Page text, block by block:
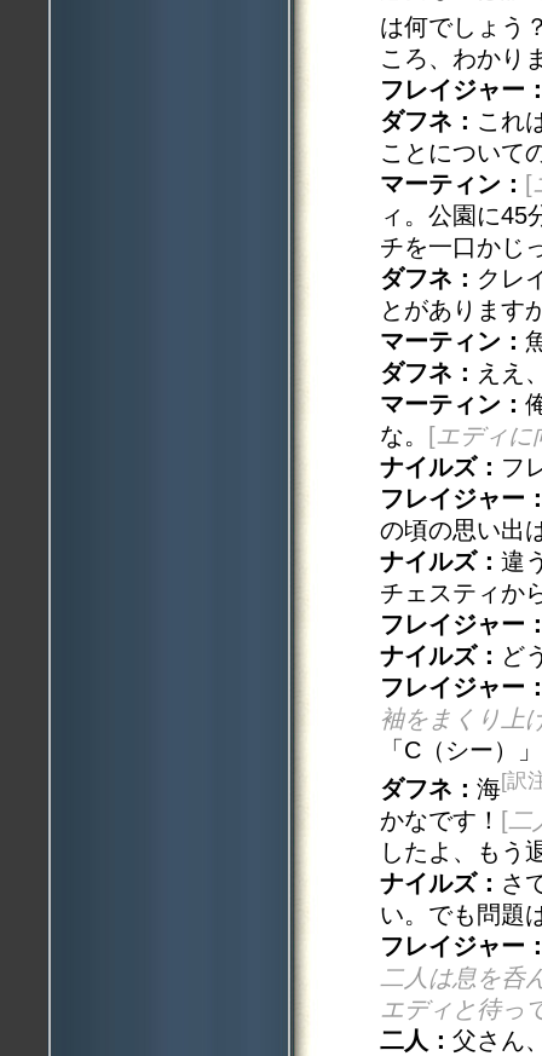
は何でしょ
ころ、わかり
フレイジャー
ダフネ： これ
ことについて
マーティン： [
ィ。公園に45
チを一口かじ
ダフネ： クレ
とがあります
マーティン：
ダフネ： ええ
マーティン：
な。
[エディに
ナイルズ： フ
フレイジャー
の頃の思い出
ナイルズ： 違
チェスティか
フレイジャー
ナイルズ： ど
フレイジャー
袖をまくり上
「C（シー）
ダフネ： 海[訳
かなです！ [二
したよ、もう
ナイルズ： さ
い。でも問題
フレイジャー
二人は息を呑
エディと待っ
二人： 父さん